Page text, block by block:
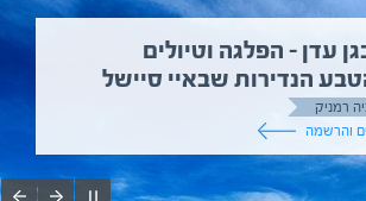
עדן – הפלגה וטיולים
הנדירות שבאיי סיישל
רמניק
והרשמה